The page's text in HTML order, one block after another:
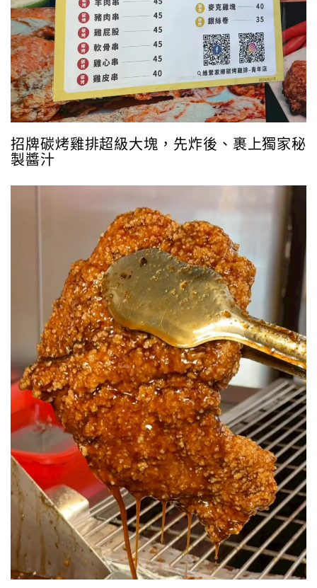
招牌碳烤雞排超級大塊，先炸後、裹上獨家秘
製醬汁